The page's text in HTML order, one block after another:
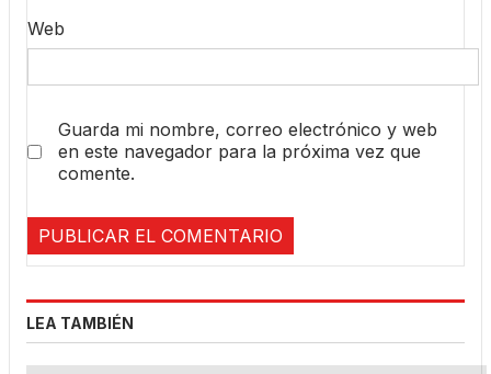
Web
Guarda mi nombre, correo electrónico y web
en este navegador para la próxima vez que
comente.
LEA TAMBIÉN